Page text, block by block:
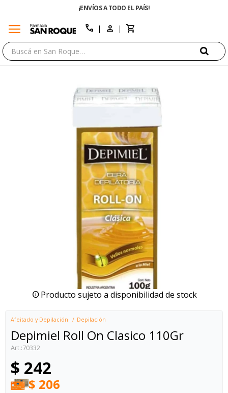
¡ENVÍOS A TODO EL PAÍS!
menu call
Producto sujeto a disponibilidad de stock
Afeitado y Depilación Depilación
Depimiel Roll On Clasico 110Gr
70332
$ 242
$ 206
close